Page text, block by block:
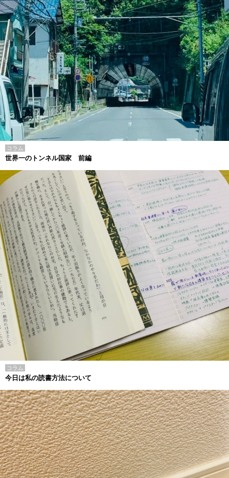
コラム
世界一のトンネル国家 前編
コラム
今日は私の読書方法について